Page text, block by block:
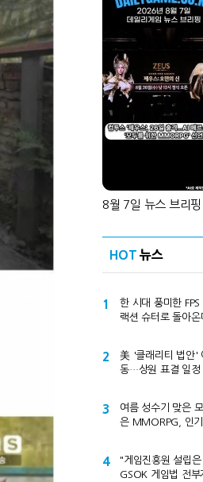
8월 7일 뉴스 브리핑
HOT 뉴스
1
한 시대 풍미한
랙션 슈터로 돌아온
2
美 '클래리티 법안'
동…상원 표결 일정
3
여름 성수기 맞은
은 MMORPG, 인
4
"게임진흥원 설립
GSOK 게임법 전부